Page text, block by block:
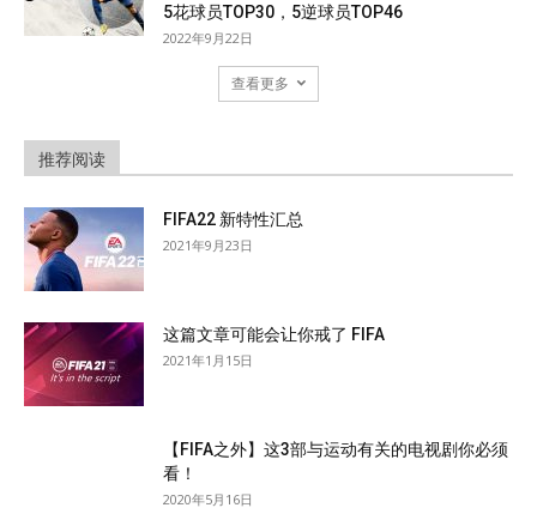
5花球员TOP30，5逆球员TOP46
2022年9月22日
查看更多
推荐阅读
FIFA22 新特性汇总
2021年9月23日
这篇文章可能会让你戒了 FIFA
2021年1月15日
【FIFA之外】这3部与运动有关的电视剧你必须
看！
2020年5月16日